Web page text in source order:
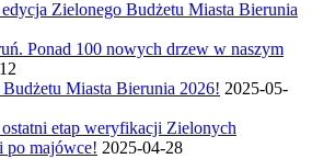
edycja Zielonego Budżetu Miasta Bierunia
Ponad 100 nowych drzew w naszym
Miasta Bierunia 2026! 2025-05-
etap weryfikacji Zielonych
po majówce! 2025-04-28